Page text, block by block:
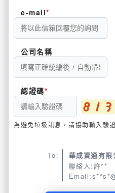
e-mail
公司名稱
認證碼
為避免垃圾訊息，請協助輸入驗
To:
華成資通有限
聯絡人:許**